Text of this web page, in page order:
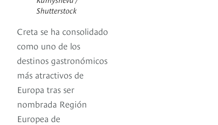
Shutterstock
Creta se ha consolidado
como uno de los
destinos gastronómicos
más atractivos de
Europa tras ser
nombrada Región
Europea de